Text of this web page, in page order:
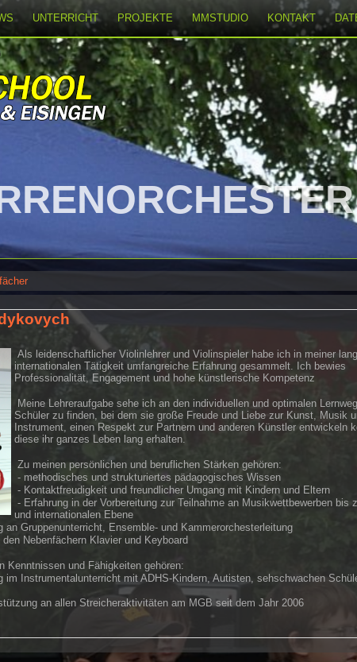
MMStudio
UNTERRICHT PROJEKTE MMSTUDIO KONTAKT
Als leidenschaftlicher Violinlehrer und Violinspieler habe ich in meiner
internationalen Tätigkeit umfangreiche Erfahrung gesammelt. Ich bewies
Professionalität, Engagement und hohe künstlerische Kompetenz
Meine Lehreraufgabe sehe ich an den individuellen und optimalen
Schüler zu finden, bei dem sie große Freude und Liebe zur Kunst, Musik
Instrument, einen Respekt zur Partnern und anderen Künstler entwickeln
diese ihr ganzes Leben lang erhalten.
Zu meinen persönlichen und beruflichen Stärken gehören:
- methodisches und strukturiertes pädagogisches Wissen
- Kontaktfreudigkeit und freundlicher Umgang mit Kindern und Eltern
- Erfahrung in der Vorbereitung zur Teilnahme an Musikwettbewerben bis
und internationalen Ebene
an Gruppenunterricht, Ensemble- und Kammerorchesterleitung
Nebenfächern Klavier und Keyboard
Kenntnissen und Fähigkeiten gehören:
im Instrumentalunterricht mit ADHS-Kindern, Autisten, sehschwachen
an allen Streicheraktivitäten am MGB seit dem Jahr 2006